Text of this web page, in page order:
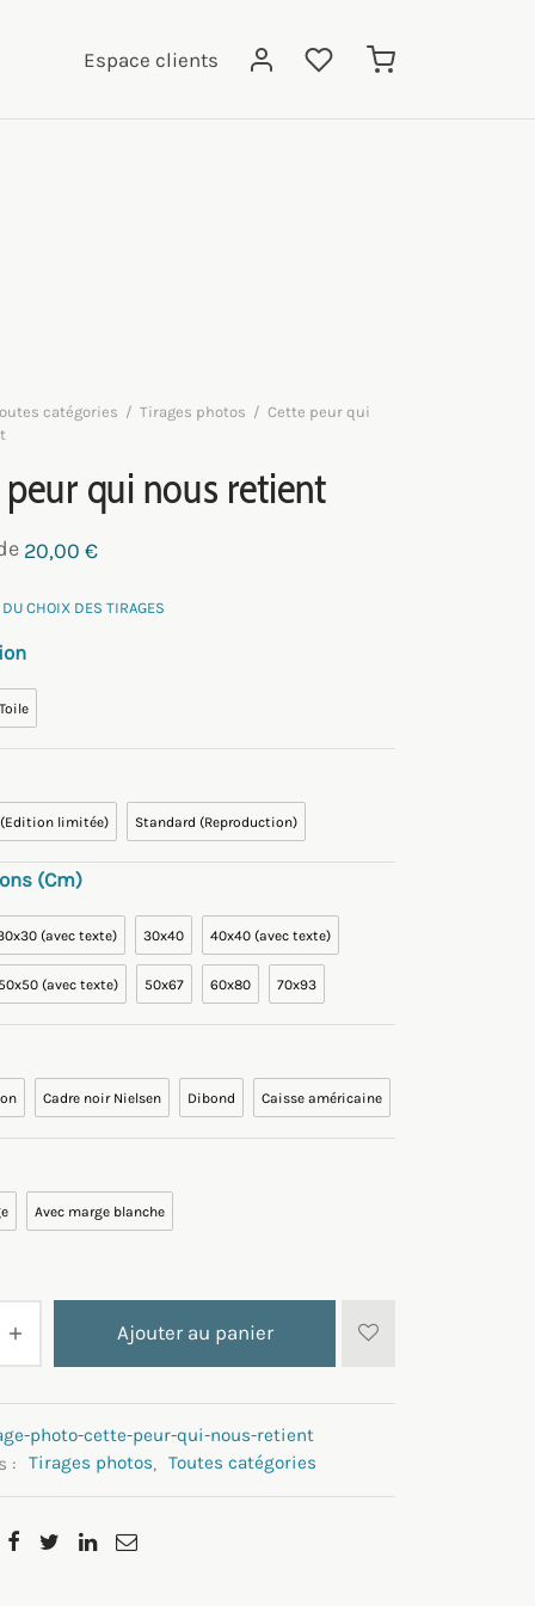
Espace clients
catégories / Tirages photos / Cette peur qui
qui nous retient
20,00 €
CHOIX DES TIRAGES
Toile
limitée) Standard (Reproduction)
(cm)
(avec texte) 30x40 40x40 (avec texte)
(avec texte) 50x67 60x80 70x93
Cadre noir Nielsen Dibond Caisse américaine
Avec marge blanche
Ajouter au panier
photo-cette-peur-qui-nous-retient
:
Tirages photos, Toutes catégories